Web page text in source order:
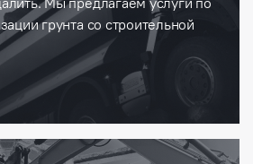
грунта со строительной